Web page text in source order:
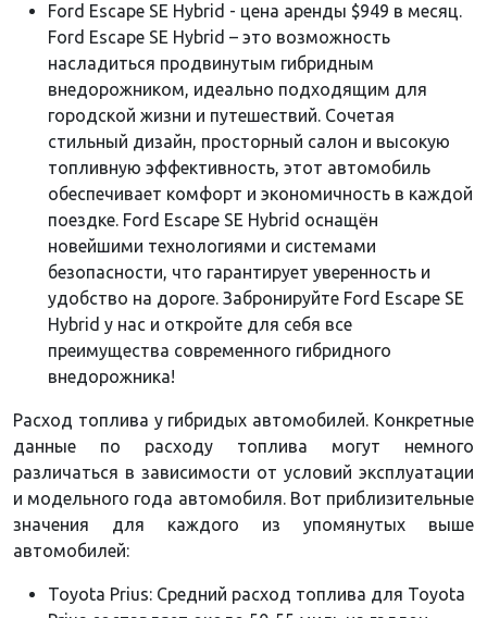
Ford Escape SE Hybrid - цена аренды $949 в месяц.
Ford Escape SE Hybrid – это возможность
насладиться продвинутым гибридным
внедорожником, идеально подходящим для
городской жизни и путешествий. Сочетая
стильный дизайн, просторный салон и высокую
топливную эффективность, этот автомобиль
обеспечивает комфорт и экономичность в каждой
поездке. Ford Escape SE Hybrid оснащён
новейшими технологиями и системами
безопасности, что гарантирует уверенность и
удобство на дороге. Забронируйте Ford Escape SE
Hybrid у нас и откройте для себя все
преимущества современного гибридного
внедорожника!
Расход топлива у гибридых автомобилей. Конкретные
данные по расходу топлива могут немного
различаться в зависимости от условий эксплуатации
и модельного года автомобиля. Вот приблизительные
значения для каждого из упомянутых выше
автомобилей:
Toyota Prius: Средний расход топлива для Toyota